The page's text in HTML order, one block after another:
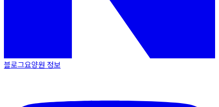
블로그요양원 정보